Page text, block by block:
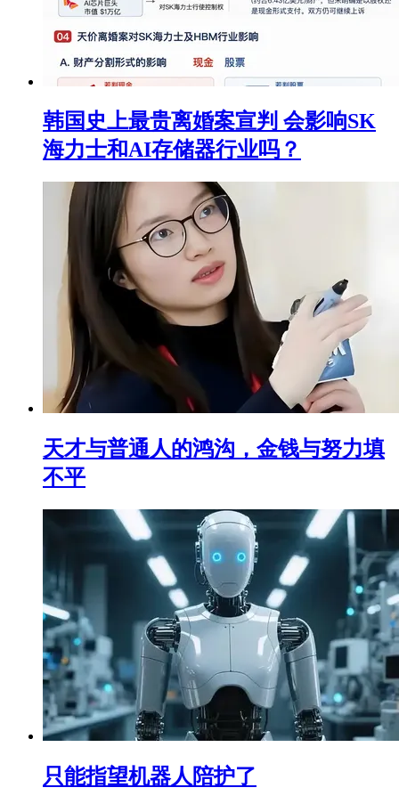
韩国史上最贵离婚案宣判 会影响SK
海力士和AI存储器行业吗？
天才与普通人的鸿沟，金钱与努力填
不平
只能指望机器人陪护了